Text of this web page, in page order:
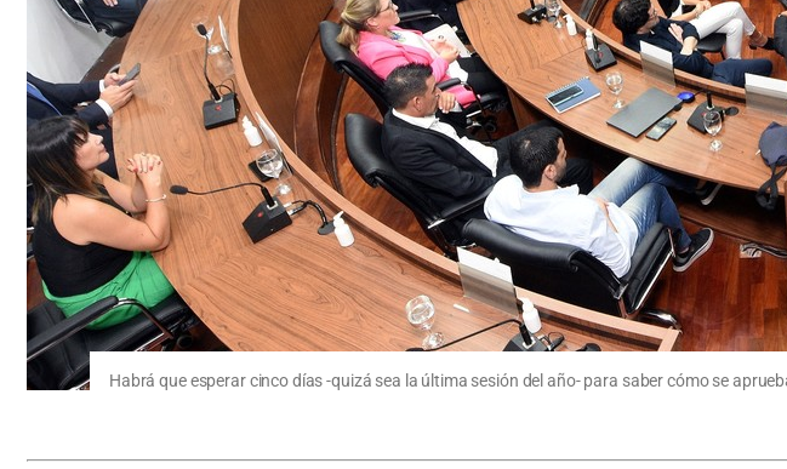
Habrá que esperar cinco días -quizá sea la última sesión del año- para saber cómo se